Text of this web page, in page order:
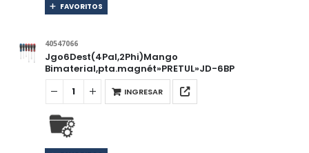
FAVORITOS
40547066
Jgo6Dest(4Pal,2Phi)Mango
Bimaterial,pta.magnét»PRETUL»JD-6BP
INGRESAR